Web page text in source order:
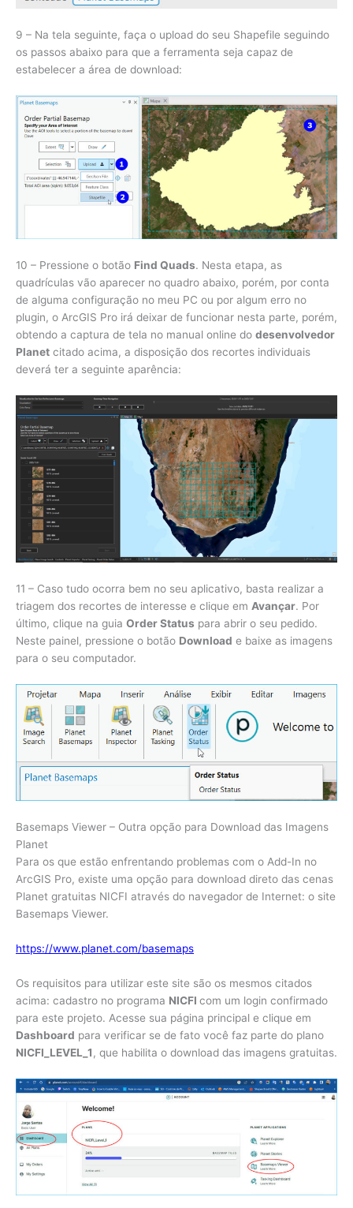
9 – Na tela seguinte, faça o upload do seu Shapefile seguindo
os passos abaixo para que a ferramenta seja capaz de
estabelecer a área de download:
10 – Pressione o botão Find Quads. Nesta etapa, as
quadrículas vão aparecer no quadro abaixo, porém, por conta
de alguma configuração no meu PC ou por algum erro no
plugin, o ArcGIS Pro irá deixar de funcionar nesta parte, porém,
obtendo a captura de tela no manual online do desenvolvedor
Planet citado acima, a disposição dos recortes individuais
deverá ter a seguinte aparência:
11 – Caso tudo ocorra bem no seu aplicativo, basta realizar a
triagem dos recortes de interesse e clique em Avançar. Por
último, clique na guia Order Status para abrir o seu pedido.
Neste painel, pressione o botão Download e baixe as imagens
para o seu computador.
Basemaps Viewer – Outra opção para Download das Imagens
Planet
Para os que estão enfrentando problemas com o Add-In no
ArcGIS Pro, existe uma opção para download direto das cenas
Planet gratuitas NICFI através do navegador de Internet: o site
Basemaps Viewer.
https://www.planet.com/basemaps
Os requisitos para utilizar este site são os mesmos citados
acima: cadastro no programa NICFI com um login confirmado
para este projeto. Acesse sua página principal e clique em
Dashboard para verificar se de fato você faz parte do plano
NICFI_LEVEL_1 , que habilita o download das imagens gratuitas.